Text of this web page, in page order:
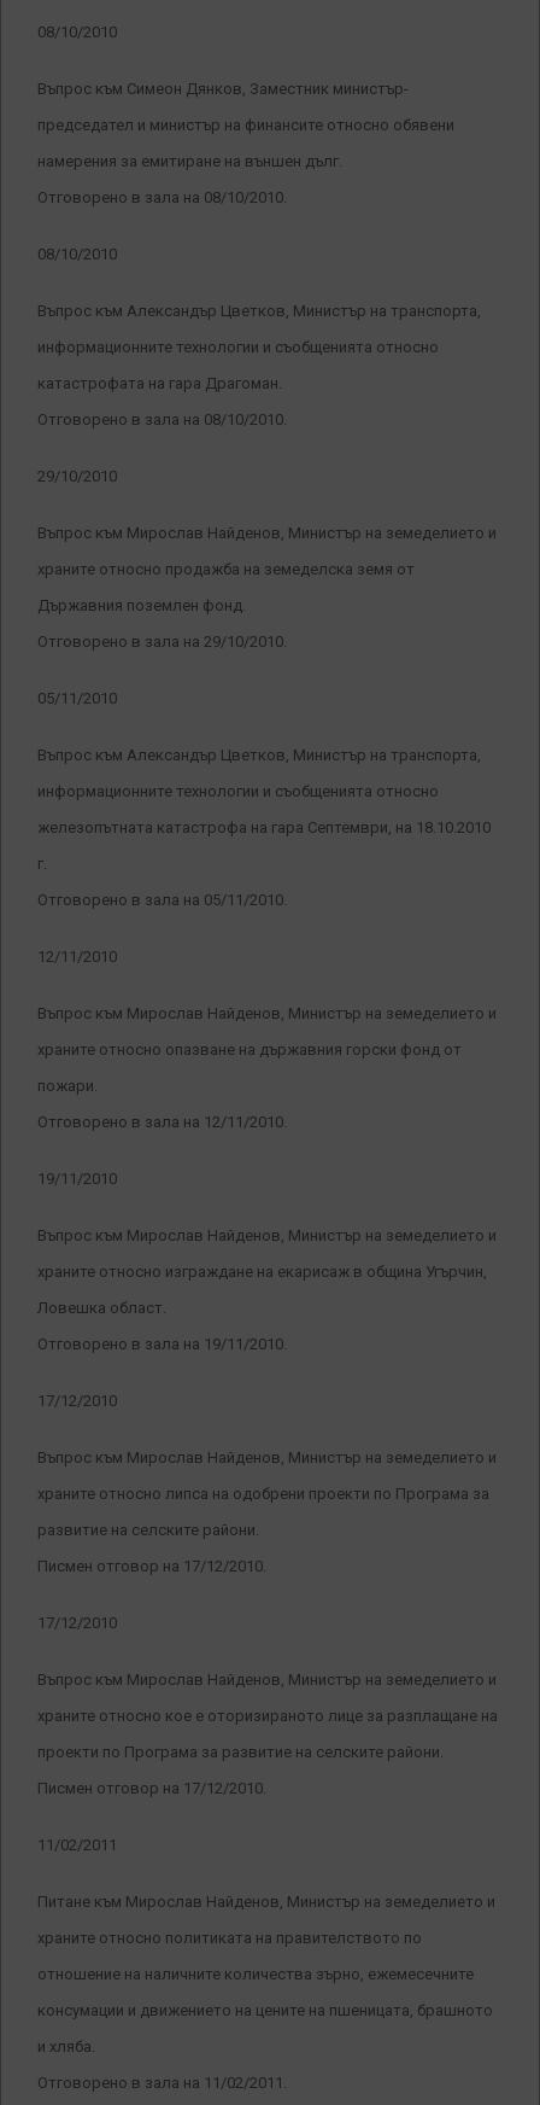
08/10/2010
Въпрос към Симеон Дянков, Заместник министър-
председател и министър на финансите относно обявени
намерения за емитиране на външен дълг.
Отговорено в зала на 08/10/2010.
08/10/2010
Въпрос към Александър Цветков, Министър на транспорта,
информационните технологии и съобщенията относно
катастрофата на гара Драгоман.
Отговорено в зала на 08/10/2010.
29/10/2010
Въпрос към Мирослав Найденов, Министър на земеделието и
храните относно продажба на земеделска земя от
Държавния поземлен фонд.
Отговорено в зала на 29/10/2010.
05/11/2010
Въпрос към Александър Цветков, Министър на транспорта,
информационните технологии и съобщенията относно
железопътната катастрофа на гара Септември, на 18.10.2010
г.
Отговорено в зала на 05/11/2010.
12/11/2010
Въпрос към Мирослав Найденов, Министър на земеделието и
храните относно опазване на държавния горски фонд от
пожари.
Отговорено в зала на 12/11/2010.
19/11/2010
Въпрос към Мирослав Найденов, Министър на земеделието и
храните относно изграждане на екарисаж в община Угърчин,
Ловешка област.
Отговорено в зала на 19/11/2010.
17/12/2010
Въпрос към Мирослав Найденов, Министър на земеделието и
храните относно липса на одобрени проекти по Програма за
развитие на селските райони.
Писмен отговор на 17/12/2010.
17/12/2010
Въпрос към Мирослав Найденов, Министър на земеделието и
храните относно кое е оторизираното лице за разплащане на
проекти по Програма за развитие на селските райони.
Писмен отговор на 17/12/2010.
11/02/2011
Питане към Мирослав Найденов, Министър на земеделието и
храните относно политиката на правителството по
отношение на наличните количества зърно, ежемесечните
консумации и движението на цените на пшеницата, брашното
и хляба.
Отговорено в зала на 11/02/2011.